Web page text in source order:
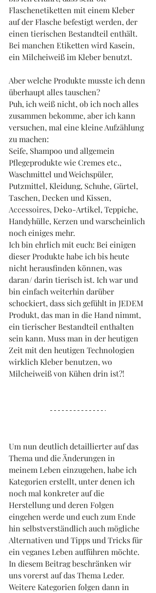
Flaschenetiketten mit einem Kleber
auf der Flasche befestigt werden, der
einen tierischen Bestandteil enthält.
Bei manchen Etiketten wird Kasein,
ein Milcheiweiß im Kleber benutzt.
Aber welche Produkte musste ich denn
überhaupt alles tauschen?
Puh, ich weiß nicht, ob ich noch alles
zusammen bekomme, aber ich kann
versuchen, mal eine kleine Aufzählung
zu machen:
Seife, Shampoo und allgemein
Pflegeprodukte wie Cremes etc.,
Waschmittel und Weichspüler,
Putzmittel, Kleidung, Schuhe, Gürtel,
Taschen, Decken und Kissen,
Accessoires, Deko-Artikel, Teppiche,
Handyhülle, Kerzen und warscheinlich
noch einiges mehr.
Ich bin ehrlich mit euch: Bei einigen
dieser Produkte habe ich bis heute
nicht herausfinden können, was
daran/ darin tierisch ist. Ich war und
bin einfach weiterhin darüber
schockiert, dass sich gefühlt in JEDEM
Produkt, das man in die Hand nimmt,
ein tierischer Bestandteil enthalten
sein kann. Muss man in der heutigen
Zeit mit den heutigen Technologien
wirklich Kleber benutzen, wo
Milcheiweiß von Kühen drin ist?!
Um nun deutlich detaillierter auf das
Thema und die Änderungen in
meinem Leben einzugehen, habe ich
Kategorien erstellt, unter denen ich
noch mal konkreter auf die
Herstellung und deren Folgen
eingehen werde und euch zum Ende
hin selbstverständlich auch mögliche
Alternativen und Tipps und Tricks für
ein veganes Leben aufführen möchte.
In diesem Beitrag beschränken wir
uns vorerst auf das Thema Leder.
Weitere Kategorien folgen dann in